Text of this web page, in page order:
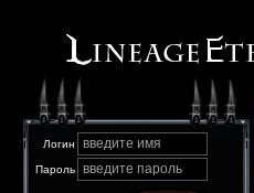
Логин введите имя
Пароль введите пароль